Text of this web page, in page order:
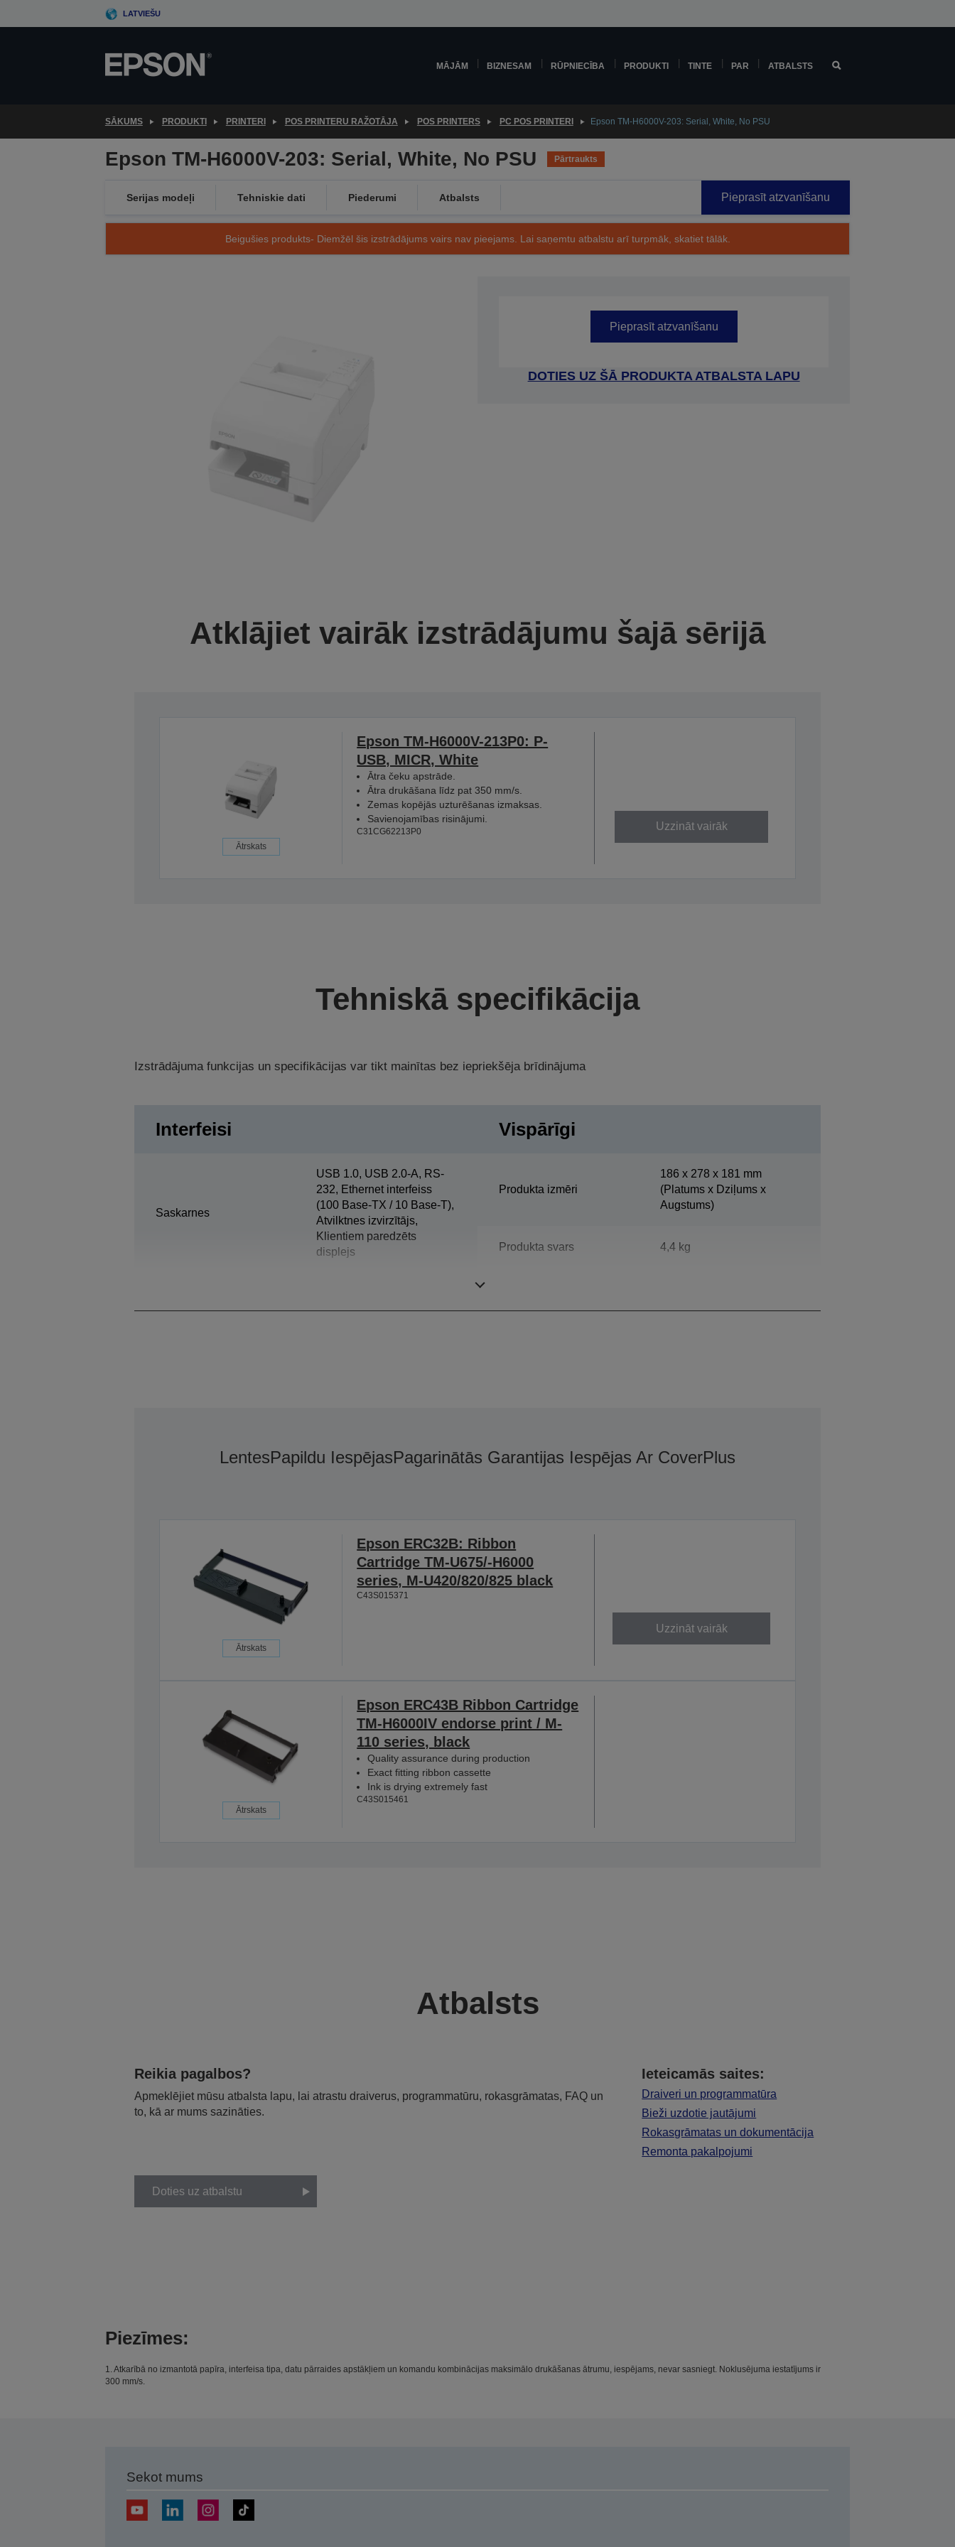
to
LATVIEŠU
MĀJĀM BIZNESAM RŪPNIECĪBA PRODUKTI TINTE PAR ATBALSTS
SĀKUMS PRODUKTI PRINTERI POS PRINTERU RAŽOTĀJA POS PRINTERS PC POS PRINTERI Epson TM-H6000V-203: Serial, White, No PSU
Epson TM-H6000V-203: Serial, White, No PSU Pārtraukts
Serijas modeļi Tehniskie dati Piederumi Atbalsts Pieprasīt atzvanīšanu
Beigušies produkts- Diemžēl šis izstrādājums vairs nav pieejams. Lai saņemtu atbalstu arī turpmāk, skatiet tālāk.
Pieprasīt atzvanīšanu
DOTIES UZ ŠĀ PRODUKTA ATBALSTA LAPU
Atklājiet vairāk izstrādājumu šajā sērijā
Ātrskats
Epson TM-H6000V-213P0: P-
USB, MICR, White
Ātra čeku apstrāde.
Ātra drukāšana līdz pat 350 mm/s.
Zemas kopējās uzturēšanas izmaksas.
Savienojamības risinājumi.
C31CG62213P0 Uzzināt vairāk
Tehniskā specifikācija
Izstrādājuma funkcijas un specifikācijas var tikt mainītas bez iepriekšēja brīdinājuma
Interfeisi
Saskarnes
USB 1.0, USB 2.0-A, RS-
232, Ethernet interfeiss
(100 Base-TX / 10 Base-T),
Atvilktnes izvirzītājs,
Klientiem paredzēts
displejs
Vispārīgi
Produkta izmēri
186‎ x 278 x 181 mm
(Platums x Dziļums x
Augstums)
Produkta svars 4,4 kg
LentesPapildu IespējasPagarinātās Garantijas Iespējas Ar CoverPlus
Ātrskats
Epson ERC32B: Ribbon
Cartridge TM-U675/-H6000
series, M-U420/820/825 black
C43S015371
Uzzināt vairāk
Ātrskats
Epson ERC43B Ribbon Cartridge
TM-H6000IV endorse print / M-
110 series, black
Quality assurance during production
Exact fitting ribbon cassette
Ink is drying extremely fast
C43S015461
Atbalsts
Reikia pagalbos?
Apmeklējiet mūsu atbalsta lapu, lai atrastu draiverus, programmatūru, rokasgrāmatas, FAQ un
to, kā ar mums sazināties.
Ieteicamās saites:
Draiveri un programmatūra
Bieži uzdotie jautājumi
Rokasgrāmatas un dokumentācija
Remonta pakalpojumi
Doties uz atbalstu
Piezīmes:
1. Atkarībā no izmantotā papīra, interfeisa tipa, datu pārraides apstākļiem un komandu kombinācijas maksimālo drukāšanas ātrumu, iespējams, nevar sasniegt. Noklusējuma iestatījums ir
300 mm/s.
Sekot mums